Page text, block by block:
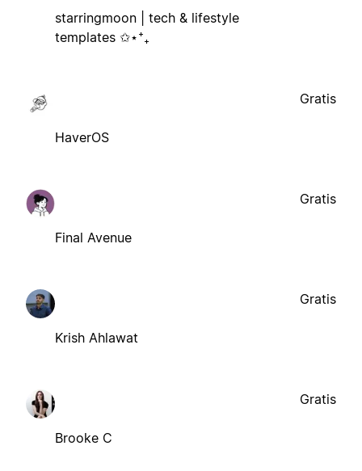
starringmoon | tech & lifestyle
templates ✩⋆⁺₊
HaverOS
Gratis
Final Avenue
Gratis
Krish Ahlawat
Gratis
Brooke C
Gratis